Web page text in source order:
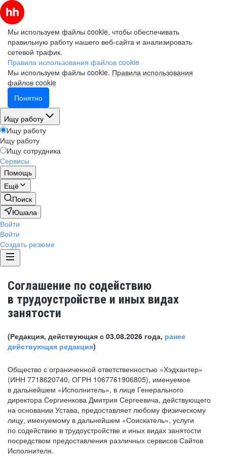
Мы используем файлы cookie, чтобы обеспечивать
правильную работу нашего веб-сайта и анализировать
сетевой трафик.
Правила использования файлов cookie
Мы используем файлы cookie. Правила использования
файлов cookie
Понятно
Ищу работу
Ищу работу
Ищу работу
Ищу сотрудника
Сервисы
Помощь
Ещё
Поиск
Юшала
Войти
Войти
Создать резюме
Соглашение по содействию
в трудоустройстве и иных видах
занятости
(Редакция, действующая с 03.08.2026 года, ранее
действующая редакция)
Общество с ограниченной ответственностью «Хэдхантер»
(ИНН 7718620740, ОГРН 1067761906805), именуемое
в дальнейшем «Исполнитель», в лице Генерального
директора Сергиенкова Дмитрия Сергеевича, действующего
на основании Устава, предоставляет любому физическому
лицу, именуемому в дальнейшем «Соискатель», услуги
по содействию в трудоустройстве и иных видах занятости
посредством предоставления различных сервисов Сайтов
Исполнителя.